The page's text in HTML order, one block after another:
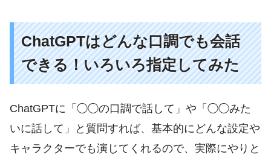
ChatGPTはどんな口調でも会話
できる！いろいろ指定してみた
ChatGPTに「◯◯の口調で話して」や「◯◯みた
いに話して」と質問すれば、基本的にどんな設定や
キャラクターでも演じてくれるので、実際にやりと